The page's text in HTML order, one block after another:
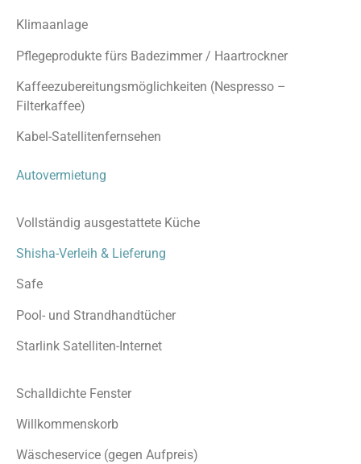
Klimaanlage
Pflegeprodukte fürs Badezimmer / Haartrockner
Kaffeezubereitungsmöglichkeiten (Nespresso –
Filterkaffee)
Kabel-Satellitenfernsehen
Autovermietung
Vollständig ausgestattete Küche
Shisha-Verleih & Lieferung
Safe
Pool- und Strandhandtücher
Starlink Satelliten-Internet
Schalldichte Fenster
Willkommenskorb
Wäscheservice (gegen Aufpreis)